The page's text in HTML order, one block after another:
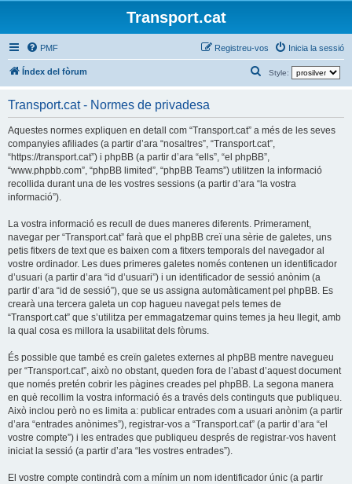
Transport.cat
PMF Inicia la sessió
Registreu-vos
Índex del fòrum Style:
e
c
a
Transport.cat - Normes de privadesa
Aquestes normes expliquen en detall com “Transport.cat” a més de les seves
companyies afiliades (a partir d’ara “nosaltres”, “Transport.cat”,
“https://transport.cat”) i phpBB (a partir d’ara “ells”, “el phpBB”,
“www.phpbb.com”, “phpBB limited”, “phpBB Teams”) utilitzen la informació
recollida durant una de les vostres sessions (a partir d’ara “la vostra
informació”).
La vostra informació es recull de dues maneres diferents. Primerament,
navegar per “Transport.cat” farà que el phpBB creï una sèrie de galetes, uns
petis fitxers de text que es baixen com a fitxers temporals del navegador al
vostre ordinador. Les dues primeres galetes només contenen un identificador
d’usuari (a partir d’ara “id d’usuari”) i un identificador de sessió anònim (a
partir d’ara “id de sessió”), que se us assigna automàticament pel phpBB. Es
crearà una tercera galeta un cop hagueu navegat pels temes de
“Transport.cat” que s’utilitza per emmagatzemar quins temes ja heu llegit, amb
la qual cosa es millora la usabilitat dels fòrums.
És possible que també es creïn galetes externes al phpBB mentre navegueu
per “Transport.cat”, això no obstant, queden fora de l’abast d’aquest document
que només pretén cobrir les pàgines creades pel phpBB. La segona manera
en què recollim la vostra informació és a través dels continguts que publiqueu.
Això inclou però no es limita a: publicar entrades com a usuari anònim (a partir
d’ara “entrades anònimes”), registrar-vos a “Transport.cat” (a partir d’ara “el
vostre compte”) i les entrades que publiqueu després de registrar-vos havent
iniciat la sessió (a partir d’ara “les vostres entrades”).
El vostre compte contindrà com a mínim un nom identificador únic (a partir